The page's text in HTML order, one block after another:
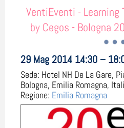
VentiEventi - Learning
by Cegos - Bologna
29 Mag 2014 14:30 –
Sede: Hotel NH De La Gare,
Bologna, Emilia Romagna,
Regione: Emilia Romagna